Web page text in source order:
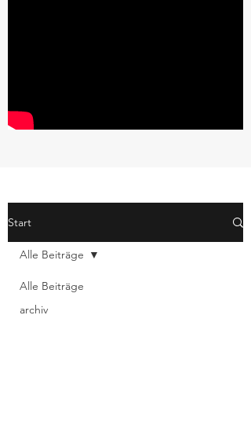
Start
Alle Beiträge
archiv
Alle Beiträge